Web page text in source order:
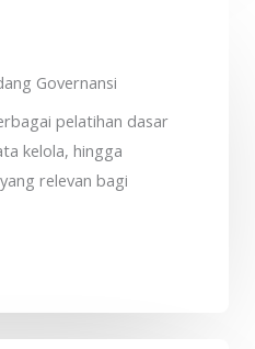
Governansi
pelatihan dasar
kelola, hingga
relevan bagi